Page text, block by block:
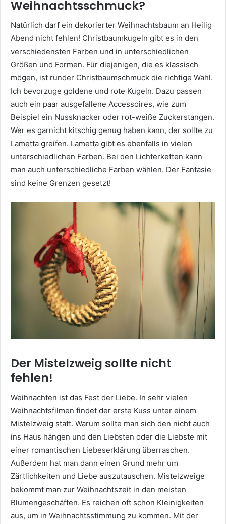
Weihnachtsschmuck?
Natürlich darf ein dekorierter Weihnachtsbaum an Heilig
Abend nicht fehlen! Christbaumkugeln gibt es in den
verschiedensten Farben und in unterschiedlichen
Größen und Formen. Für diejenigen, die es klassisch
mögen, ist runder Christbaumschmuck die richtige Wahl.
Ich bevorzuge goldene und rote Kugeln. Dazu passen
auch ein paar ausgefallene Accessoires, wie zum
Beispiel ein Nussknacker oder rot-weiße Zuckerstangen.
Wer es garnicht kitschig genug haben kann, der sollte zu
Lametta greifen. Lametta gibt es ebenfalls in vielen
unterschiedlichen Farben. Bei den Lichterketten kann
man auch unterschiedliche Farben wählen. Der Fantasie
sind keine Grenzen gesetzt!
Der Mistelzweig sollte nicht
fehlen!
Weihnachten ist das Fest der Liebe. In sehr vielen
Weihnachtsfilmen findet der erste Kuss unter einem
Mistelzweig statt. Warum sollte man sich den nicht auch
ins Haus hängen und den Liebsten oder die Liebste mit
einer romantischen Liebeserklärung überraschen.
Außerdem hat man dann einen Grund mehr um
Zärtlichkeiten und Liebe auszutauschen. Mistelzweige
bekommt man zur Weihnachtszeit in den meisten
Blumengeschäften. Es reichen oft schon Kleinigkeiten
aus, um in Weihnachtsstimmung zu kommen. Mit der